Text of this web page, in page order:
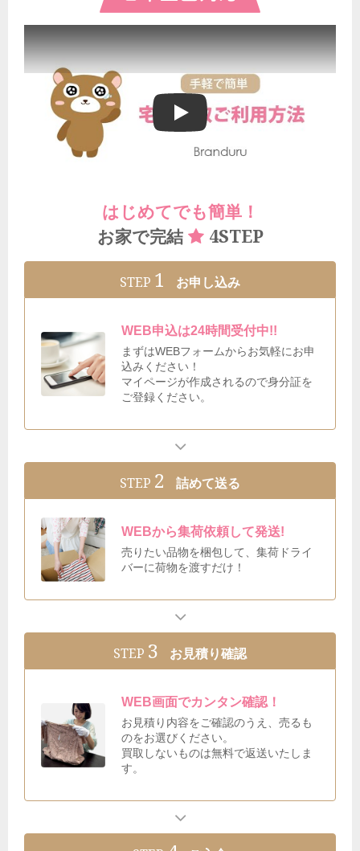
ブランドゥールの宅配買取ご利用方法
はじめてでも簡単！
お家で完結
4STEP
STEP 1 お申し込み
WEB申込は24時間受付中!!
まずはWEBフォームからお気軽にお申
込みください！
マイページが作成されるので身分証を
ご登録ください。
STEP 2 詰めて送る
WEBから集荷依頼して発送!
売りたい品物を梱包して、集荷ドライ
バーに荷物を渡すだけ！
STEP 3 お見積り確認
WEB画面でカンタン確認！
お見積り内容をご確認のうえ、売るも
のをお選びください。
買取しないものは無料で返送いたしま
す。